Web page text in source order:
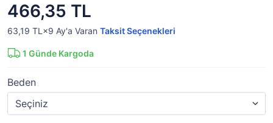
466,35 TL
63,19 TL×9 Ay'a Varan Taksit Seçenekleri
1 Günde Kargoda
Beden